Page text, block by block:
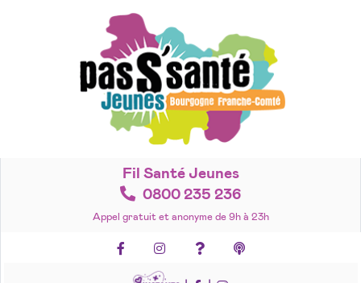
Fil Santé Jeunes
0800 235 236
Appel gratuit et anonyme de 9h à 23h
FacebookInstagramFoire aux questions